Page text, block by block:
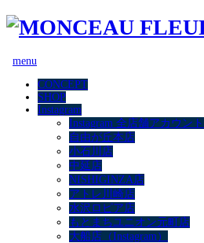
menu
CONCEPT
SHOP
Instagram
Instagram 全店舗アカウン
自由が丘本店
小石川店
中延店
NISHIGINZA店
アトレ川崎店
水沢ロピア店
もとまちユニオン元町店
大船店（Instagram）